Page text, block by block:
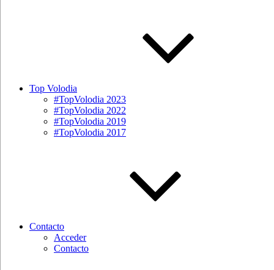
Top Volodia
#TopVolodia 2023
#TopVolodia 2022
#TopVolodia 2019
#TopVolodia 2017
Contacto
Acceder
Contacto